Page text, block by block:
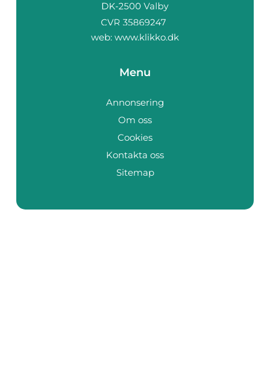
web: www.klikko.dk
Menu
Annonsering
Om oss
Cookies
Kontakta oss
Sitemap